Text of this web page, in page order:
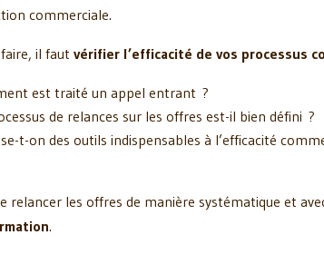
commerciale.
il faut vérifier l’efficacité de vos processus
est traité un appel entrant ?
de relances sur les offres est-il bien défini ?
t-on des outils indispensables à l’efficacité
relancer les offres de manière systématique et
.